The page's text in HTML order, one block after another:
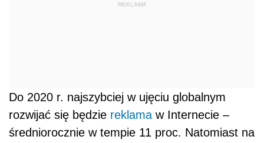
REKLAMA
Do 2020 r. najszybciej w ujęciu globalnym
rozwijać się będzie reklama w Internecie –
średniorocznie w tempie 11 proc. Natomiast na